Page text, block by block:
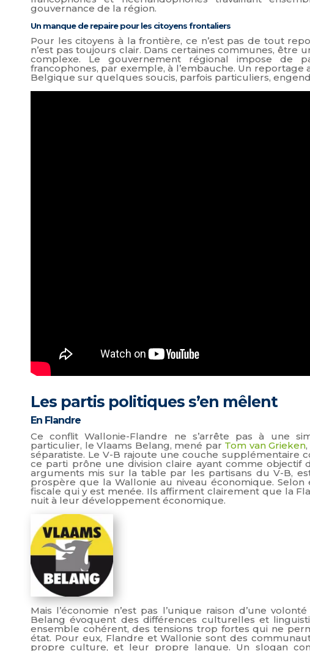
gouvernance de la région.
Un manque de repaire pour les citoyens frontaliers
Pour les citoyens à la frontière, ce n’est pas de tout
n’est pas toujours clair. Dans certaines communes, être
complexe. Le gouvernement régional impose de
francophones, par exemple, à l’embauche. Un
Belgique sur quelques soucis, parfois particuliers,
Les partis politiques s’en mêlent
En Flandre
Ce conflit Wallonie-Flandre ne s’arrête pas à une
particulier, le Vlaams Belang, mené par Tom van Grieken
séparatiste. Le V-B rajoute une couche supplémentaire
ce parti prône une division claire ayant comme
arguments mis sur la table par les partisans du V-B,
prospère que la Wallonie au niveau économique.
fiscale qui y est menée. Ils affirment clairement que la
nuit à leur développement économique.
Mais l’économie n’est pas l’unique raison d’une
Belang évoquent des différences culturelles et
ensemble cohérent, des tensions trop fortes qui ne
état. Pour eux, Flandre et Wallonie sont des
propre culture, et leur propre langue. Un slogan